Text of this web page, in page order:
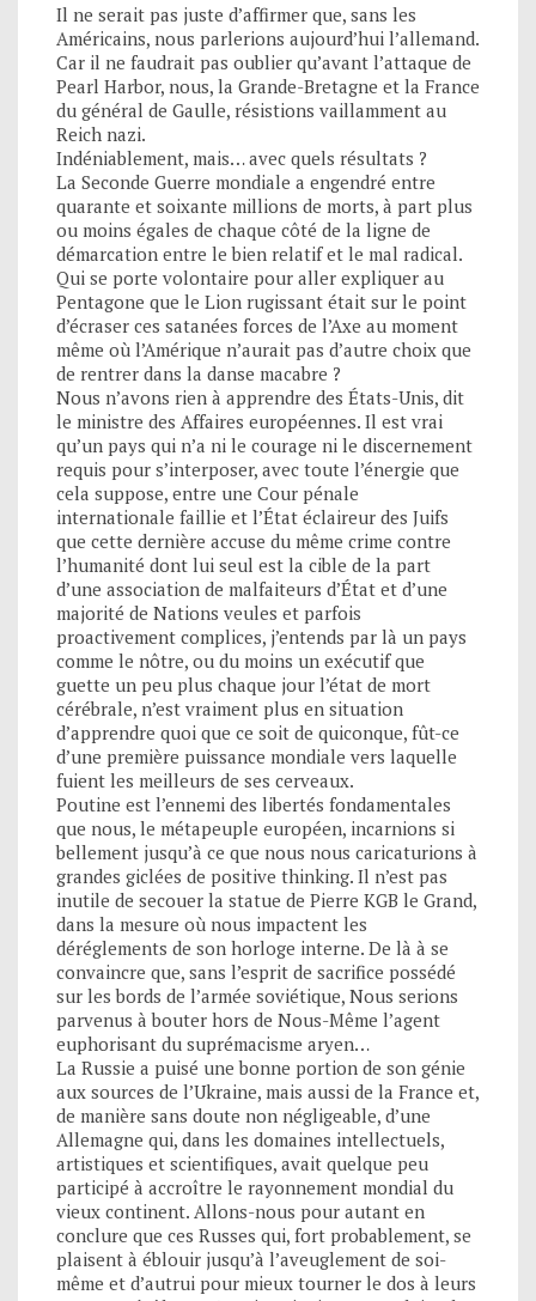
Il ne serait pas juste d’affirmer que, sans les
Américains, nous parlerions aujourd’hui l’allemand.
Car il ne faudrait pas oublier qu’avant l’attaque de
Pearl Harbor, nous, la Grande-Bretagne et la France
du général de Gaulle, résistions vaillamment au
Reich nazi.
Indéniablement, mais… avec quels résultats ?
La Seconde Guerre mondiale a engendré entre
quarante et soixante millions de morts, à part plus
ou moins égales de chaque côté de la ligne de
démarcation entre le bien relatif et le mal radical.
Qui se porte volontaire pour aller expliquer au
Pentagone que le Lion rugissant était sur le point
d’écraser ces satanées forces de l’Axe au moment
même où l’Amérique n’aurait pas d’autre choix que
de rentrer dans la danse macabre ?
Nous n’avons rien à apprendre des États-Unis, dit
le ministre des Affaires européennes. Il est vrai
qu’un pays qui n’a ni le courage ni le discernement
requis pour s’interposer, avec toute l’énergie que
cela suppose, entre une Cour pénale
internationale faillie et l’État éclaireur des Juifs
que cette dernière accuse du même crime contre
l’humanité dont lui seul est la cible de la part
d’une association de malfaiteurs d’État et d’une
majorité de Nations veules et parfois
proactivement complices, j’entends par là un pays
comme le nôtre, ou du moins un exécutif que
guette un peu plus chaque jour l’état de mort
cérébrale, n’est vraiment plus en situation
d’apprendre quoi que ce soit de quiconque, fût-ce
d’une première puissance mondiale vers laquelle
fuient les meilleurs de ses cerveaux.
Poutine est l’ennemi des libertés fondamentales
que nous, le métapeuple européen, incarnions si
bellement jusqu’à ce que nous nous caricaturions à
grandes giclées de positive thinking. Il n’est pas
inutile de secouer la statue de Pierre KGB le Grand,
dans la mesure où nous impactent les
déréglements de son horloge interne. De là à se
convaincre que, sans l’esprit de sacrifice possédé
sur les bords de l’armée soviétique, Nous serions
parvenus à bouter hors de Nous-Même l’agent
euphorisant du suprémacisme aryen…
La Russie a puisé une bonne portion de son génie
aux sources de l’Ukraine, mais aussi de la France et,
de manière sans doute non négligeable, d’une
Allemagne qui, dans les domaines intellectuels,
artistiques et scientifiques, avait quelque peu
participé à accroître le rayonnement mondial du
vieux continent. Allons-nous pour autant en
conclure que ces Russes qui, fort probablement, se
plaisent à éblouir jusqu’à l’aveuglement de soi-
même et d’autrui pour mieux tourner le dos à leurs